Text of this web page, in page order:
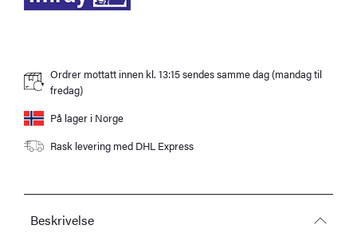
Ordrer mottatt innen kl. 13:15 sendes samme dag (mandag til
fredag)
På lager i Norge
Rask levering med DHL Express
Beskrivelse